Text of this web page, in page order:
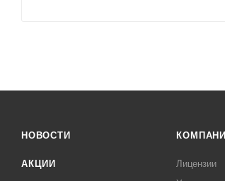
НОВОСТИ
АКЦИИ
Лицензии